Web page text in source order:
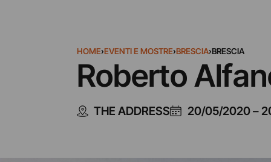
HOME›EVENTI E MOSTRE›BRESCIA›BRESCIA
Roberto
THE ADDRESS 20/05/2020–